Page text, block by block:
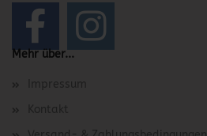
Mehr über...
Impressum
Kontakt